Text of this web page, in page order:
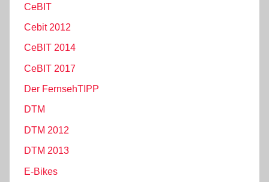
CeBIT
Cebit 2012
CeBIT 2014
CeBIT 2017
Der FernsehTIPP
DTM
DTM 2012
DTM 2013
E-Bikes